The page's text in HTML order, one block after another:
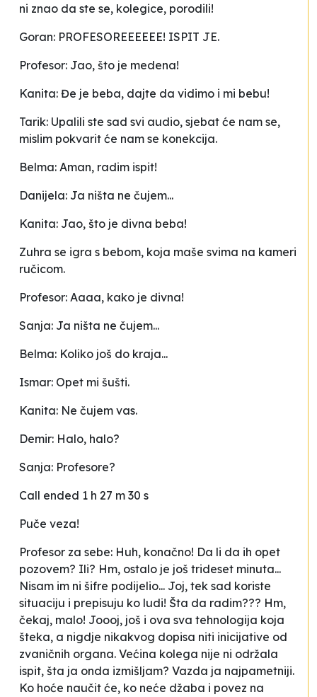
ni znao da ste se, kolegice, porodili!
Goran: PROFESOREEEEEE! ISPIT JE.
Profesor: Jao, što je medena!
Kanita: Đe je beba, dajte da vidimo i mi bebu!
Tarik: Upalili ste sad svi audio, sjebat će nam se,
mislim pokvarit će nam se konekcija.
Belma: Aman, radim ispit!
Danijela: Ja ništa ne čujem...
Kanita: Jao, što je divna beba!
Zuhra se igra s bebom, koja maše svima na kameri
ručicom.
Profesor: Aaaa, kako je divna!
Sanja: Ja ništa ne čujem...
Belma: Koliko još do kraja...
Ismar: Opet mi šušti.
Kanita: Ne čujem vas.
Demir: Halo, halo?
Sanja: Profesore?
Call ended 1 h 27 m 30 s
Puče veza!
Profesor za sebe: Huh, konačno! Da li da ih opet
pozovem? Ili? Hm, ostalo je još trideset minuta...
Nisam im ni šifre podijelio... Joj, tek sad koriste
situaciju i prepisuju ko ludi! Šta da radim??? Hm,
čekaj, malo! Joooj, još i ova sva tehnologija koja
šteka, a nigdje nikakvog dopisa niti inicijative od
zvaničnih organa. Većina kolega nije ni održala
ispit, šta ja onda izmišljam? Vazda ja najpametniji.
Ko hoće naučit će, ko neće džaba i povez na